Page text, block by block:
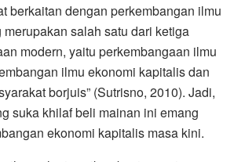
berkaitan dengan perkembangan ilmu
salah satu dari ketiga
modern, yaitu perkembangaan ilmu
ilmu ekonomi kapitalis dan
borjuis” (Sutrisno, 2010). Jadi,
suka khilaf beli mainan ini emang
ekonomi kapitalis masa kini.